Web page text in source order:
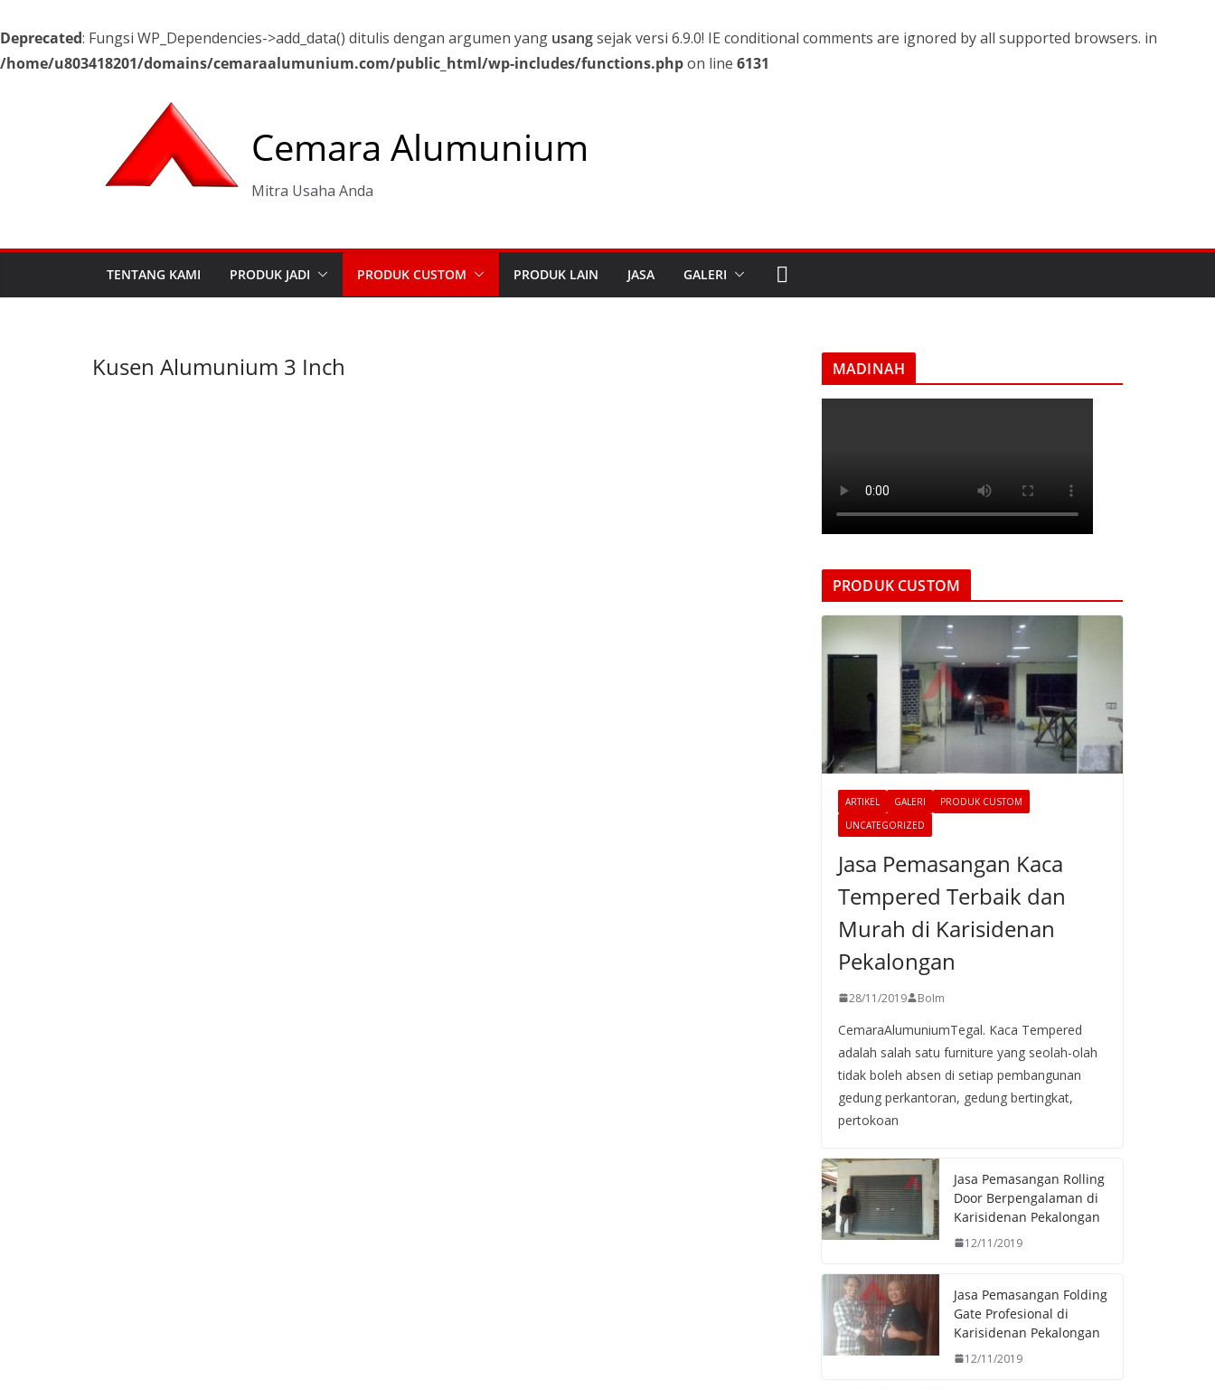
Deprecated: Fungsi WP_Dependencies->add_data() ditulis dengan argumen yang usangsejak versi 6.9.0! IE conditional comments are ignored by all supported browsers. in
/home/u803418201/domains/cemaraalumunium.com/public_html/wp-includes/functions.phpon line 6131
Cemara Alumunium
Mitra Usaha Anda
TENTANG KAMI PRODUK JADI PRODUK CUSTOM PRODUK LAIN JASA GALERI
Kusen Alumunium 3 Inch MADINAH
PRODUK CUSTOM
ARTIKEL GALERI
PRODUK CUSTOM
UNCATEGORIZED
Jasa Pemasangan Kaca
Tempered Terbaik dan
Murah di Karisidenan
Pekalongan
28/11/2019 BoIm
CemaraAlumuniumTegal. Kaca Tempered
adalah salah satu furniture yang seolah-olah
tidak boleh absen di setiap pembangunan
gedung perkantoran, gedung bertingkat,
pertokoan
Jasa Pemasangan Rolling
Door Berpengalaman di
Karisidenan Pekalongan
12/11/2019
Jasa Pemasangan Folding
Gate Profesional di
Karisidenan Pekalongan
12/11/2019